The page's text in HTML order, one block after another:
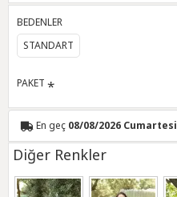
BEDENLER
STANDART
PAKET
En geç 08/08/2026 Cumartesi
Diğer Renkler